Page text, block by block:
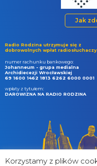
Jak
Radio Rodzina utrzymuje się z
dobrowolnych wpłat radiosłuchaczy.
numer rachunku bankowego:
Johanneum - grupa medialna
Archidiecezji Wrocławskiej
69 1600 1462 1813 6262 6000 0001
wpłaty z tytułem:
DAROWIZNA NA RADIO RODZINA
Korzystamy z plików